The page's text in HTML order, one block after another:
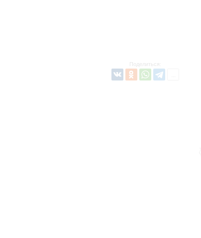
Поделиться: